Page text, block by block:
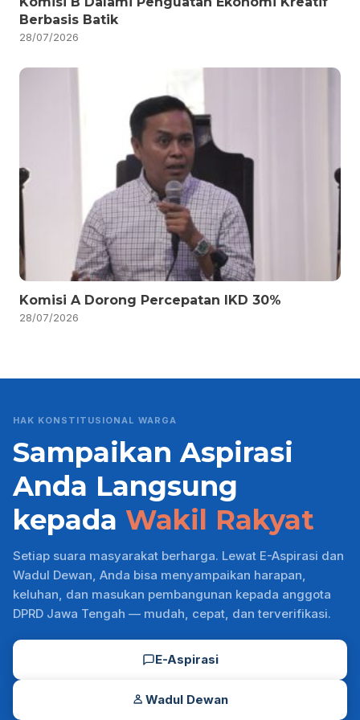
Berbasis Batik
28/07/2026
Komisi A Dorong Percepatan IKD 30%
28/07/2026
HAK KONSTITUSIONAL WARGA
Sampaikan Aspirasi
Anda Langsung
kepada Wakil Rakyat
Setiap suara masyarakat berharga. Lewat E-Aspirasi dan
Wadul Dewan, Anda bisa menyampaikan harapan,
keluhan, dan masukan pembangunan kepada anggota
DPRD Jawa Tengah — mudah, cepat, dan terverifikasi.
E-Aspirasi
Wadul Dewan